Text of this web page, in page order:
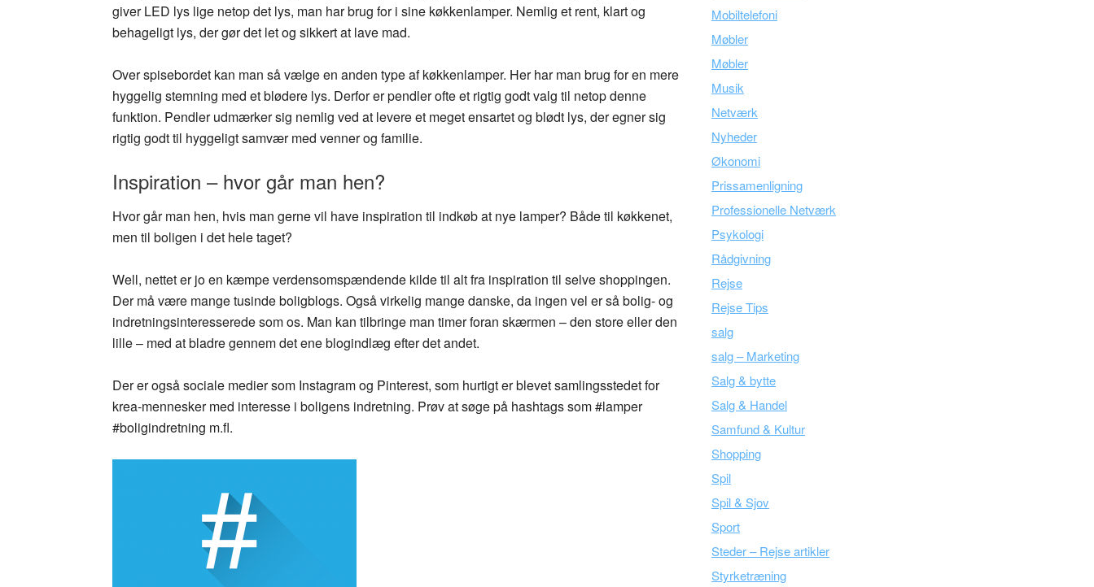
giver LED lys lige netop det lys, man har brug for i sine køkkenlamper. Nemlig et rent, klart og
behageligt lys, der gør det let og sikkert at lave mad.
Over spisebordet kan man så vælge en anden type af køkkenlamper. Her har man brug for en mere
hyggelig stemning med et blødere lys. Derfor er pendler ofte et rigtig godt valg til netop denne
funktion. Pendler udmærker sig nemlig ved at levere et meget ensartet og blødt lys, der egner sig
rigtig godt til hyggeligt samvær med venner og familie.
Inspiration – hvor går man hen?
Hvor går man hen, hvis man gerne vil have inspiration til indkøb at nye lamper? Både til køkkenet,
men til boligen i det hele taget?
Well, nettet er jo en kæmpe verdensomspændende kilde til alt fra inspiration til selve shoppingen.
Der må være mange tusinde boligblogs. Også virkelig mange danske, da ingen vel er så bolig- og
indretningsinteresserede som os. Man kan tilbringe man timer foran skærmen – den store eller den
lille – med at bladre gennem det ene blogindlæg efter det andet.
Der er også sociale medier som Instagram og Pinterest, som hurtigt er blevet samlingsstedet for
krea-mennesker med interesse i boligens indretning. Prøv at søge på hashtags som #lamper
#boligindretning m.fl.
Mobiltelefoni
Møbler
Møbler
Musik
Netværk
Nyheder
Økonomi
Prissamenligning
Professionelle Netværk
Psykologi
Rådgivning
Rejse
Rejse Tips
salg
salg – Marketing
Salg & bytte
Salg & Handel
Samfund & Kultur
Shopping
Spil
Spil & Sjov
Sport
Steder – Rejse artikler
Styrketræning